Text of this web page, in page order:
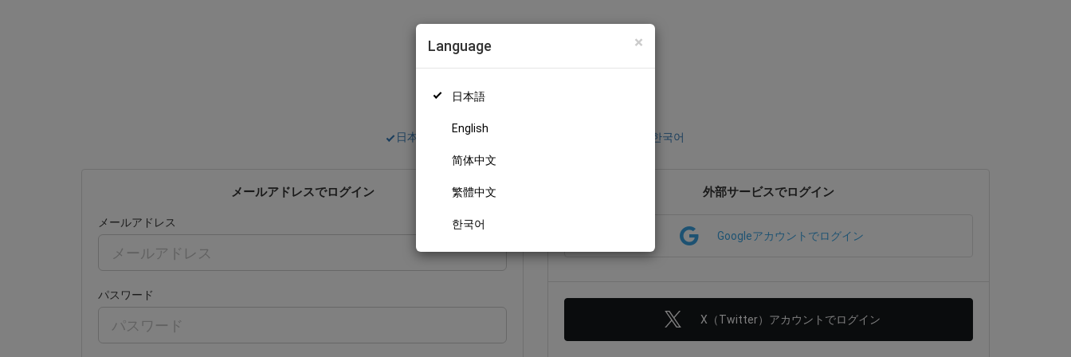
×
Language
日本語
English
简体中文
繁體中文
한국어
日本語 English 한국어
メールアドレスでログイン
メールアドレス
パスワード
外部サービスでログイン
Googleアカウントでログイン
X（Twitter）アカウントでログイン